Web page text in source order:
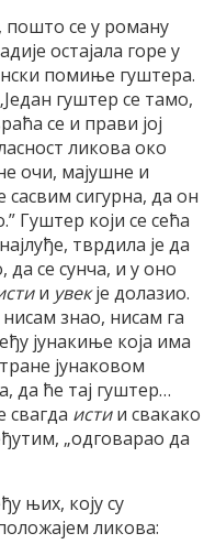
пошто се у роману
остајала горе у
помиње гуштера.
гуштер се тамо,
се и прави јој
ликова око
очи, мајушне и
сасвим сигурна, да он
Гуштер који се сећа
тврдила је да
се сунча, и у оно
и увекје долазио.
нисам знао, нисам га
јунакиње која има
јунаковом
да ће тај гуштер…
свагда истии свакако
„одговарао да
њих, коју су
ликова: